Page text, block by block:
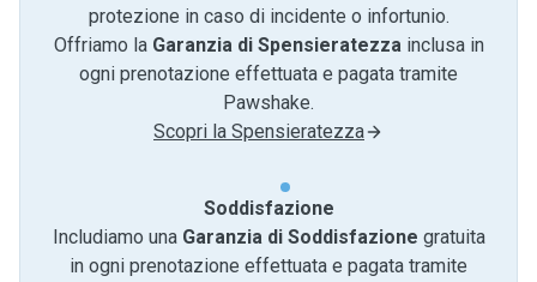
protezione in caso di incidente o infortunio.
Offriamo la Garanzia di Spensieratezzainclusa in
ogni prenotazione effettuata e pagata tramite
Pawshake.
Scopri la Spensieratezza
Soddisfazione
Includiamo una Garanzia di Soddisfazione gratuita
in ogni prenotazione effettuata e pagata tramite